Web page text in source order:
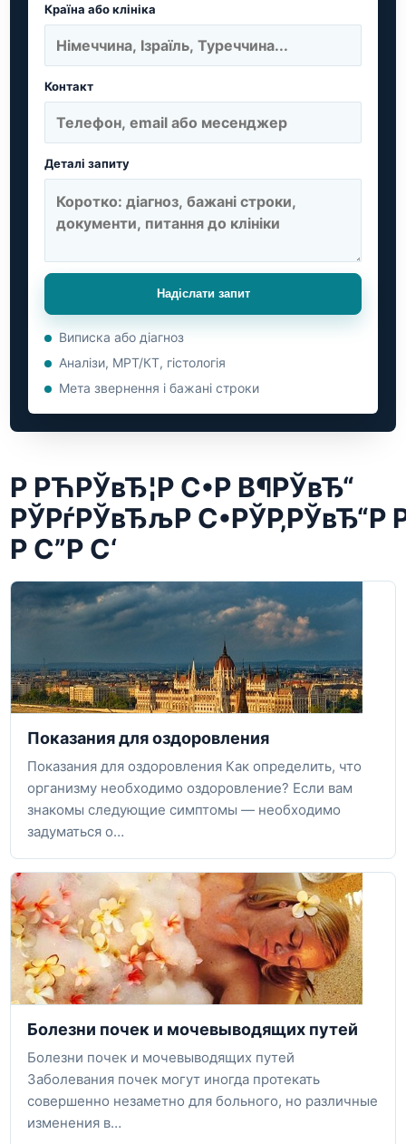
Країна або клініка
Контакт
Деталі запиту
Надіслати запит
Виписка або діагноз
Аналізи, МРТ/КТ, гістологія
Мета звернення і бажані строки
Р РЋРЎвЂ¦Р С•Р В¶РЎвЂ“
РЎРѓРЎвЂљР С•РЎР‚РЎвЂ“Р
Р С”Р С‘
Показания для оздоровления
Показания для оздоровления Как определить, что
организму необходимо оздоровление? Если вам
знакомы следующие симптомы — необходимо
задуматься о…
Болезни почек и мочевыводящих путей
Болезни почек и мочевыводящих путей
Заболевания почек могут иногда протекать
совершенно незаметно для больного, но различные
изменения в…